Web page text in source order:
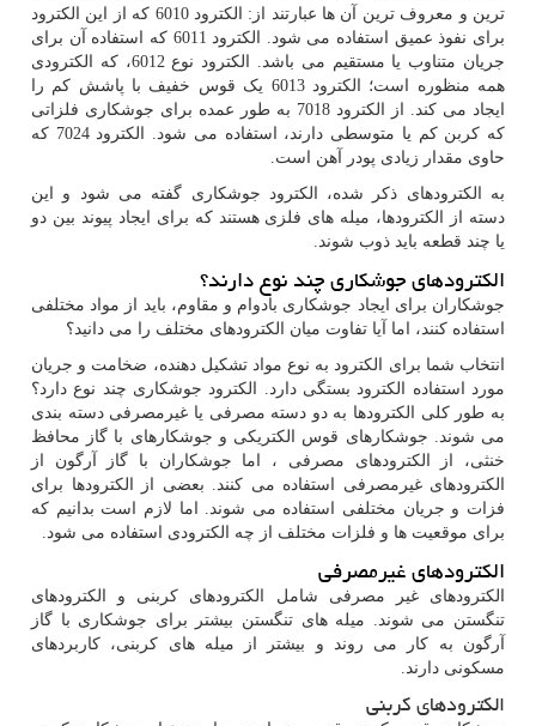
ترین و معروف ترین آن ها عبارتند از: الکترود 6010 که از این الکترود
برای نفوذ عمیق استفاده می شود. الکترود 6011 که استفاده آن برای
جریان متناوب یا مستقیم می باشد. الکترود نوع 6012، که الکترودی
همه منظوره است؛ الکترود 6013 یک قوس خفیف با پاشش کم را
ایجاد می کند. از الکترود 7018 به طور عمده برای جوشکاری فلزاتی
که کربن کم یا متوسطی دارند، استفاده می شود. الکترود 7024 که
حاوی مقدار زیادی پودر آهن است.
به الکترودهای ذکر شده، الکترود جوشکاری گفته می شود و این
دسته از الکترودها، میله های فلزی هستند که برای ایجاد پیوند بین دو
یا چند قطعه باید ذوب شوند.
الکترودهای جوشکاری چند نوع دارند؟
جوشکاران برای ایجاد جوشکاری بادوام و مقاوم، باید از مواد مختلفی
استفاده کنند، اما آیا تفاوت میان الکترودهای مختلف را می دانید؟
انتخاب شما برای الکترود به نوع مواد تشکیل دهنده، ضخامت و جریان
مورد استفاده الکترود بستگی دارد. الکترود جوشکاری چند نوع دارد؟
به طور کلی الکترودها به دو دسته مصرفی یا غیرمصرفی دسته بندی
می شوند. جوشکارهای قوس الکتریکی و جوشکارهای با گاز محافظ
خنثی، از الکترودهای مصرفی ، اما جوشکاران با گاز آرگون از
الکترودهای غیرمصرفی استفاده می کنند. بعضی از الکترودها برای
فزات و جریان مختلفی استفاده می شوند. اما لازم است بدانیم که
برای موقعیت ها و فلزات مختلف از چه الکترودی استفاده می شود.
الکترودهای غیرمصرفی
الکترودهای غیر مصرفی شامل الکترودهای کربنی و الکترودهای
تنگستن می شوند. میله های تنگستن بیشتر برای جوشکاری با گاز
آرگون به کار می روند و بیشتر از میله های کربنی، کاربردهای
مسکونی دارند.
الکترودهای کربنی